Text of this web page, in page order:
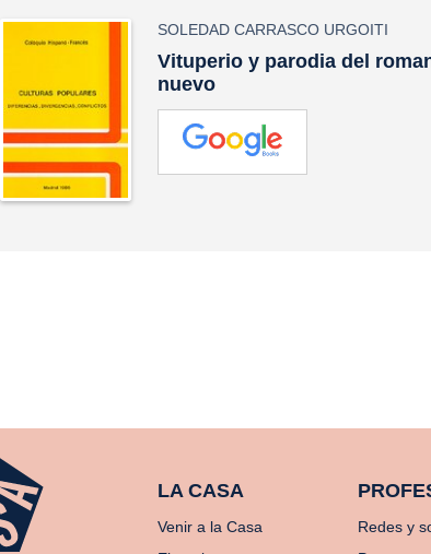
SOLEDAD CARRASCO URGOITI
Vituperio y parodia del
nuevo
LA CASA
Venir a la Casa
Redes y